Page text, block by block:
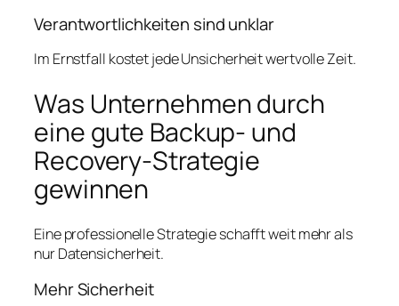
Verantwortlichkeiten sind unklar
Im Ernstfall kostet jede Unsicherheit wertvolle Zeit.
Was Unternehmen durch
eine gute Backup- und
Recovery-Strategie
gewinnen
Eine professionelle Strategie schafft weit mehr als
nur Datensicherheit.
Mehr Sicherheit